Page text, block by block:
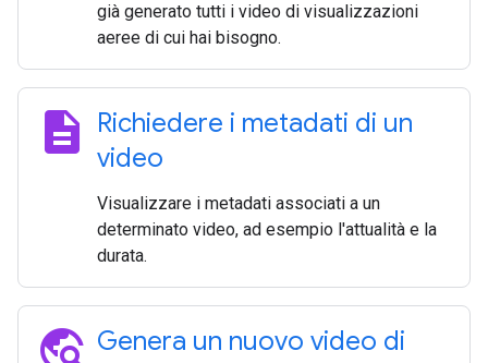
già generato tutti i video di visualizzazioni
aeree di cui hai bisogno.
description Richiedere i metadati di un
video
Visualizzare i metadati associati a un
determinato video, ad esempio l'attualità e la
durata.
travel_explore Genera un nuovo video di